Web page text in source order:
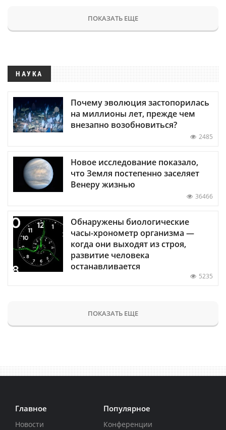
ПОКАЗАТЬ ЕЩЕ
НАУКА
Почему эволюция застопорилась
на миллионы лет, прежде чем
внезапно возобновиться?
2485
Новое исследование показало,
что Земля постепенно заселяет
Венеру жизнью
36466
Обнаружены биологические
часы-хронометр организма —
когда они выходят из строя,
развитие человека
останавливается
5235
ПОКАЗАТЬ ЕЩЕ
Главное
Новости
Популярное
Конференции